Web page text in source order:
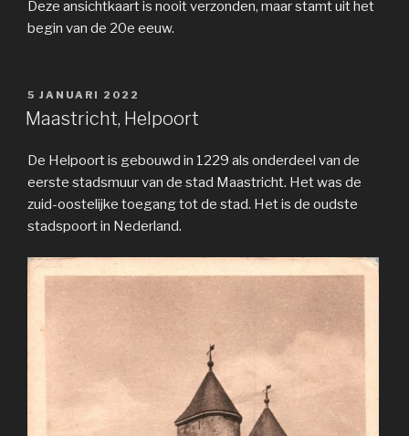
Deze ansichtkaart is nooit verzonden, maar stamt uit het
begin van de 20e eeuw.
GEPLAATST
OP
5 JANUARI 2022
Maastricht, Helpoort
De Helpoort is gebouwd in 1229 als onderdeel van de
eerste stadsmuur van de stad Maastricht. Het was de
zuid-oostelijke toegang tot de stad. Het is de oudste
stadspoort in Nederland.